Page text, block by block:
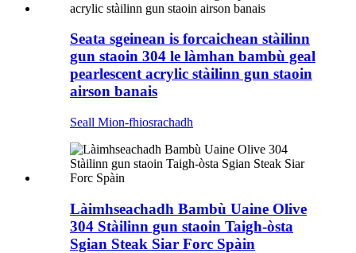
Seata sgeinean is forcaichean stàilinn
gun staoin 304 le làmhan bambù geal
pearlescent acrylic stàilinn gun staoin
airson banais
Seall Mion-fhiosrachadh
Làimhseachadh Bambù Uaine Olive
304 Stàilinn gun staoin Taigh-òsta
Sgian Steak Siar Forc Spàin